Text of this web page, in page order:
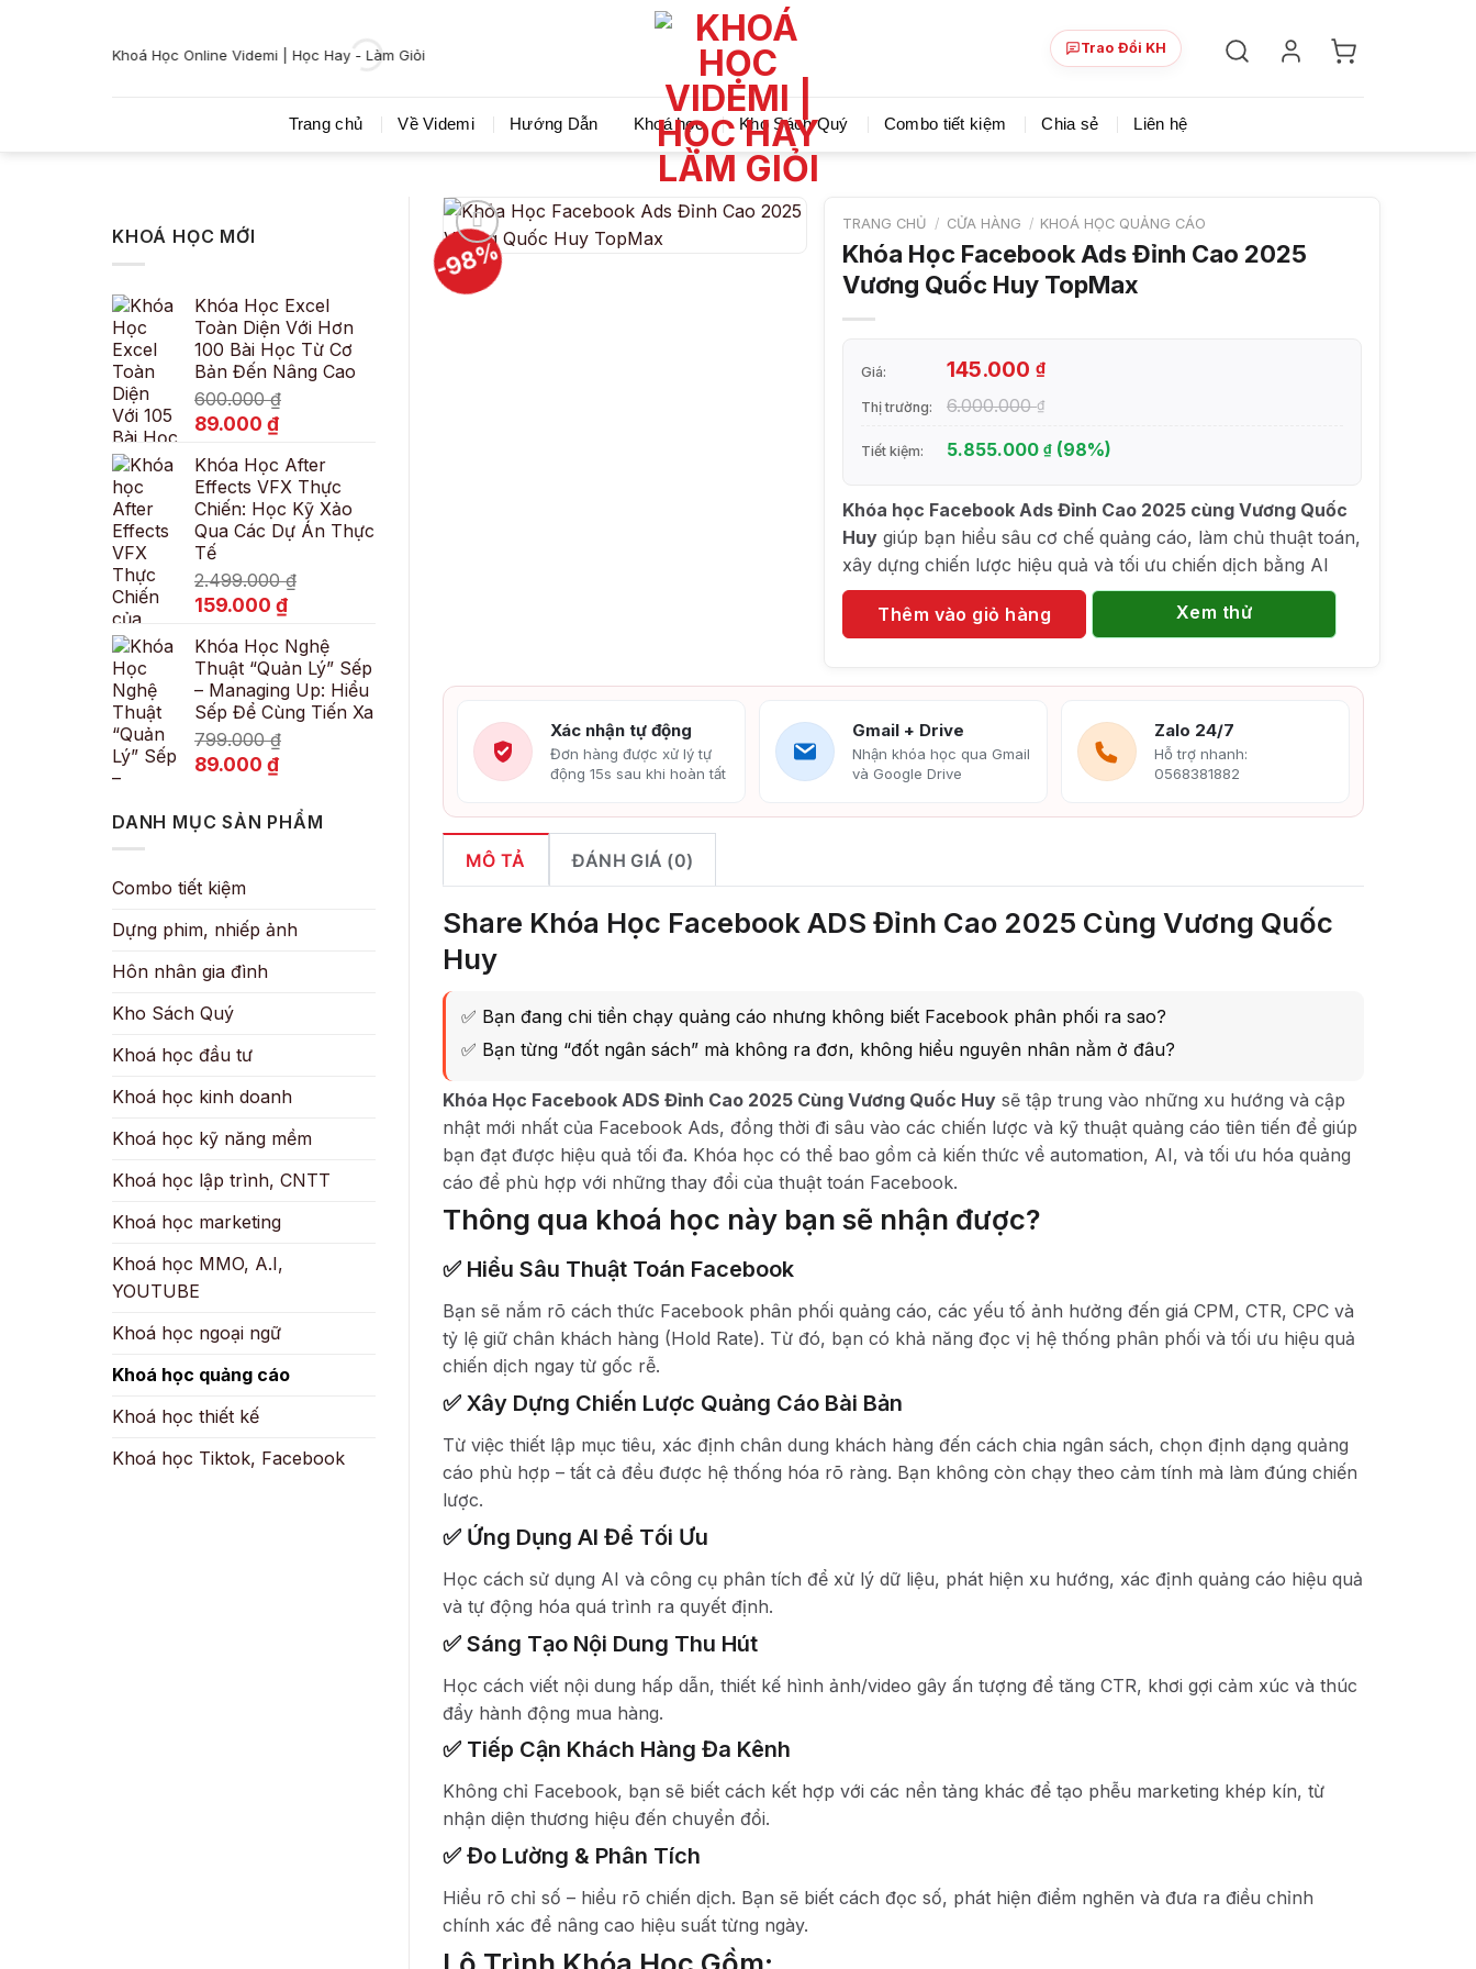
Khoá Học Online Videmi | Học Hay - Làm Giỏi Videmi giúp bạn học tiết kiệm và tiến bộ hơn mỗi ngày! Chia sẻ khoá học giá rẻ cho những ai hạn hẹp
Trao Đổi KH
Trang chủ Về Videmi Hướng Dẫn Khoá học Kho Sách Quý Combo tiết kiệm Chia sẻ Liên hệ
KHOÁ HỌC MỚI
Khóa Học Excel
Toàn Diện Với Hơn
100 Bài Học Từ Cơ
Bản Đến Nâng Cao
600.000₫
Giá
là:
600.000 ₫.
89.000 ₫Giá
tại
là:
89.000 ₫.
Khóa Học After
Effects VFX Thực
Chiến: Học Kỹ Xảo
Qua Các Dự Án Thực
Tế
2.499.000₫
Giá
là:
2.499.000 ₫.
159.000 ₫Giá
tại
là:
159.000 ₫.
Khóa Học Nghệ
Thuật “Quản Lý” Sếp
– Managing Up: Hiểu
Sếp Để Cùng Tiến Xa
799.000₫
Giá
799.000 ₫.
89.000 ₫Giá
là:
DANH MỤC SẢN PHẨM
Combo tiết kiệm
Dựng phim, nhiếp ảnh
Hôn nhân gia đình
Kho Sách Quý
Khoá học đầu tư
Khoá học kinh doanh
Khoá học kỹ năng mềm
Khoá học lập trình, CNTT
Khoá học marketing
Khoá học MMO, A.I,
YOUTUBE
Khoá học ngoại ngữ
Khoá học quảng cáo
Khoá học thiết kế
Khoá học Tiktok, Facebook
-98%
TRANG CHỦ / CỬA HÀNG / KHOÁ HỌC QUẢNG CÁO
Khóa Học Facebook Ads Đỉnh Cao 2025
Vương Quốc Huy TopMax
Giá: 145.000₫
Thị trường: 6.000.000₫
Tiết kiệm: 5.855.000₫ (98%)
Khóa học Facebook Ads Đỉnh Cao 2025 cùng Vương Quốc
Huy giúp bạn hiểu sâu cơ chế quảng cáo, làm chủ thuật toán,
xây dựng chiến lược hiệu quả và tối ưu chiến dịch bằng AI
Thêm vào giỏ hàng Xem thử
Xác nhận tự động
Đơn hàng được xử lý tự
động 15s sau khi hoàn tất
Gmail + Drive
Nhận khóa học qua Gmail
và Google Drive
Zalo 24/7
Hỗ trợ nhanh:
0568381882
MÔ TẢ ĐÁNH GIÁ (0)
Share Khóa Học Facebook ADS Đỉnh Cao 2025 Cùng Vương Quốc
Huy
✅ Bạn đang chi tiền chạy quảng cáo nhưng không biết Facebook phân phối ra sao?
✅ Bạn từng “đốt ngân sách” mà không ra đơn, không hiểu nguyên nhân nằm ở đâu?
Khóa Học Facebook ADS Đỉnh Cao 2025 Cùng Vương Quốc Huy sẽ tập trung vào những xu hướng và cập
nhật mới nhất của Facebook Ads, đồng thời đi sâu vào các chiến lược và kỹ thuật quảng cáo tiên tiến để giúp
bạn đạt được hiệu quả tối đa. Khóa học có thể bao gồm cả kiến thức về automation, AI, và tối ưu hóa quảng
cáo để phù hợp với những thay đổi của thuật toán Facebook.
Thông qua khoá học này bạn sẽ nhận được?
✅ Hiểu Sâu Thuật Toán Facebook
Bạn sẽ nắm rõ cách thức Facebook phân phối quảng cáo, các yếu tố ảnh hưởng đến giá CPM, CTR, CPC và
tỷ lệ giữ chân khách hàng (Hold Rate). Từ đó, bạn có khả năng đọc vị hệ thống phân phối và tối ưu hiệu quả
chiến dịch ngay từ gốc rễ.
✅ Xây Dựng Chiến Lược Quảng Cáo Bài Bản
Từ việc thiết lập mục tiêu, xác định chân dung khách hàng đến cách chia ngân sách, chọn định dạng quảng
cáo phù hợp – tất cả đều được hệ thống hóa rõ ràng. Bạn không còn chạy theo cảm tính mà làm đúng chiến
lược.
✅ Ứng Dụng AI Để Tối Ưu
Học cách sử dụng AI và công cụ phân tích để xử lý dữ liệu, phát hiện xu hướng, xác định quảng cáo hiệu quả
và tự động hóa quá trình ra quyết định.
✅ Sáng Tạo Nội Dung Thu Hút
Học cách viết nội dung hấp dẫn, thiết kế hình ảnh/video gây ấn tượng để tăng CTR, khơi gợi cảm xúc và thúc
đẩy hành động mua hàng.
✅ Tiếp Cận Khách Hàng Đa Kênh
Không chỉ Facebook, bạn sẽ biết cách kết hợp với các nền tảng khác để tạo phễu marketing khép kín, từ
nhận diện thương hiệu đến chuyển đổi.
✅ Đo Lường & Phân Tích
Hiểu rõ chỉ số – hiểu rõ chiến dịch. Bạn sẽ biết cách đọc số, phát hiện điểm nghẽn và đưa ra điều chỉnh
chính xác để nâng cao hiệu suất từng ngày.